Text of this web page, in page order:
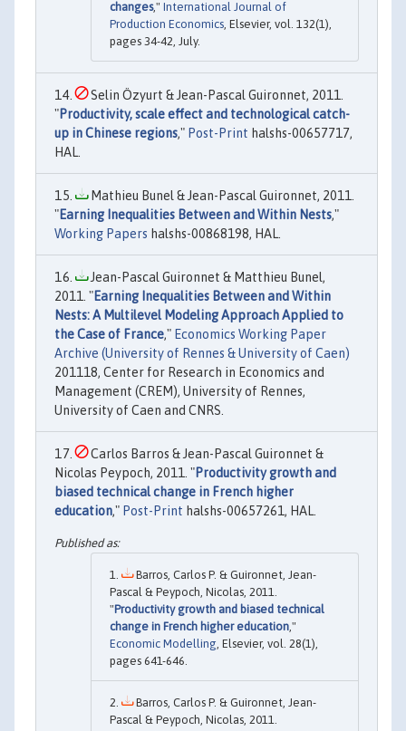
changes," International Journal of
Production Economics , Elsevier, vol. 132(1),
pages 34-42, July.
Selin Özyurt & Jean-Pascal Guironnet, 2011.
"Productivity, scale effect and technological catch-
up in Chinese regions," Post-Print halshs-00657717,
HAL.
Mathieu Bunel & Jean-Pascal Guironnet, 2011.
"Earning Inequalities Between and Within Nests,"
Working Papers halshs-00868198, HAL.
Jean-Pascal Guironnet & Matthieu Bunel,
2011. "Earning Inequalities Between and Within
Nests: A Multilevel Modeling Approach Applied to
the Case of France," Economics Working Paper
Archive (University of Rennes & University of Caen)
201118, Center for Research in Economics and
Management (CREM), University of Rennes,
University of Caen and CNRS.
Carlos Barros & Jean-Pascal Guironnet &
Nicolas Peypoch, 2011. "Productivity growth and
biased technical change in French higher
education," Post-Print halshs-00657261, HAL.
Barros, Carlos P. & Guironnet, Jean-
Pascal & Peypoch, Nicolas, 2011.
"Productivity growth and biased technical
change in French higher education,"
Economic Modelling, Elsevier, vol. 28(1),
pages 641-646.
Barros, Carlos P. & Guironnet, Jean-
Pascal & Peypoch, Nicolas, 2011.